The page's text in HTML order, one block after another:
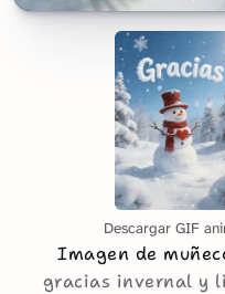
Descargar GIF
Imagen de
gracias invernal y